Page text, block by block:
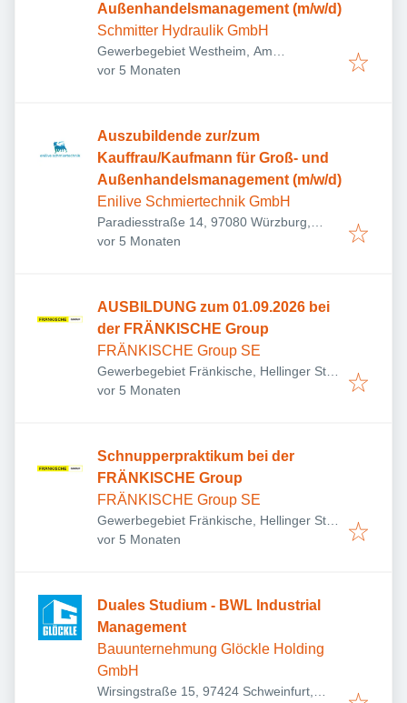
Außenhandelsmanagement (m/w/d)
Schmitter Hydraulik GmbH
Gewerbegebiet Westheim, Am
Stöckleinsbrunnen 1, 97762 Hammelburg,
Veröffentlicht:
vor 5 Monaten
Auszubildende zur/zum
Kauffrau/Kaufmann für Groß- und
Außenhandelsmanagement (m/w/d)
Enilive Schmiertechnik GmbH
Paradiesstraße 14, 97080 Würzburg,
Deutschland
Veröffentlicht:
vor 5 Monaten
AUSBILDUNG zum 01.09.2026 bei
der FRÄNKISCHE Group
FRÄNKISCHE Group SE
Gewerbegebiet Fränkische, Hellinger Str.
1, 97486 Königsberg in Bayern,
Veröffentlicht:
vor 5 Monaten
Schnupperpraktikum bei der
FRÄNKISCHE Group
FRÄNKISCHE Group SE
Gewerbegebiet Fränkische, Hellinger Str.
1, 97486 Königsberg in Bayern,
Veröffentlicht:
vor 5 Monaten
Duales Studium - BWL Industrial
Management
Bauunternehmung Glöckle Holding
GmbH
Wirsingstraße 15, 97424 Schweinfurt,